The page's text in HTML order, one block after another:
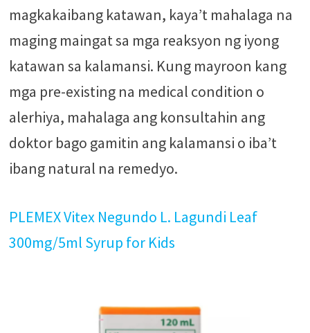
magkakaibang katawan, kaya’t mahalaga na
maging maingat sa mga reaksyon ng iyong
katawan sa kalamansi. Kung mayroon kang
mga pre-existing na medical condition o
alerhiya, mahalaga ang konsultahin ang
doktor bago gamitin ang kalamansi o iba’t
ibang natural na remedyo.
PLEMEX Vitex Negundo L. Lagundi Leaf
300mg/5ml Syrup for Kids